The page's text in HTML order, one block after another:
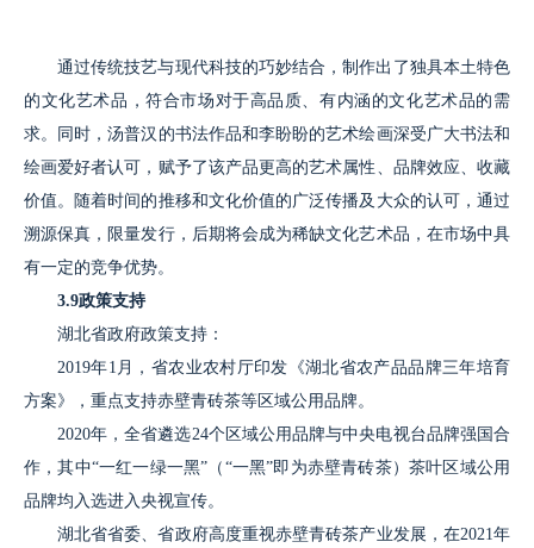
通过传统技艺与现代科技的巧妙结合，制作出了独具本土特色
的文化艺术品，符合市场对于高品质、有内涵的文化艺术品的需
求。同时，汤普汉的书法作品和李盼盼的艺术绘画深受广大书法和
绘画爱好者认可，赋予了该产品更高的艺术属性、品牌效应、收藏
价值。随着时间的推移和文化价值的广泛传播及大众的认可，通过
溯源保真，限量发行，后期将会成为稀缺文化艺术品，在市场中具
有一定的竞争优势。
3.9政策支持
湖北省政府政策支持：
2019年1月，省农业农村厅印发《湖北省农产品品牌三年培育
方案》，重点支持赤壁青砖茶等区域公用品牌。
2020年，全省遴选24个区域公用品牌与中央电视台品牌强国合
作，其中“一红一绿一黑”（“一黑”即为赤壁青砖茶）茶叶区域公用
品牌均入选进入央视宣传。
湖北省省委、省政府高度重视赤壁青砖茶产业发展，在2021年